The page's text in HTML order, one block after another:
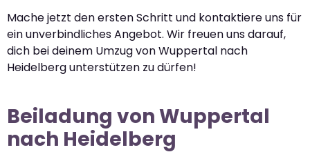
Mache jetzt den ersten Schritt und kontaktiere uns für
ein unverbindliches Angebot. Wir freuen uns darauf,
dich bei deinem Umzug von Wuppertal nach
Heidelberg unterstützen zu dürfen!
Beiladung von Wuppertal
nach Heidelberg